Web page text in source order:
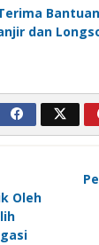
dan
Oleh